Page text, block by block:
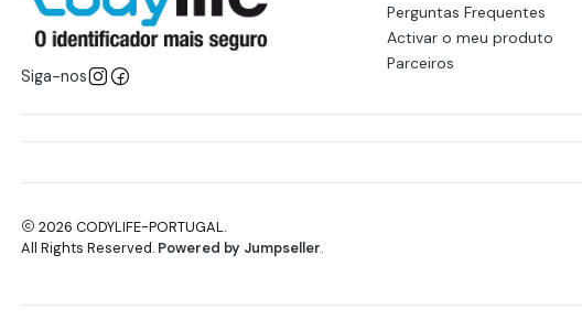
Siga-nos
Perguntas Frequentes
Activar o meu produto
Parceiros
2026 CODYLIFE-PORTUGAL.
All Rights Reserved. Powered by Jumpseller.